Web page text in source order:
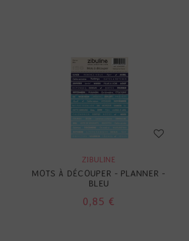
ZIBULINE
MOTS À DÉCOUPER - PLANNER -
BLEU
0,85 €